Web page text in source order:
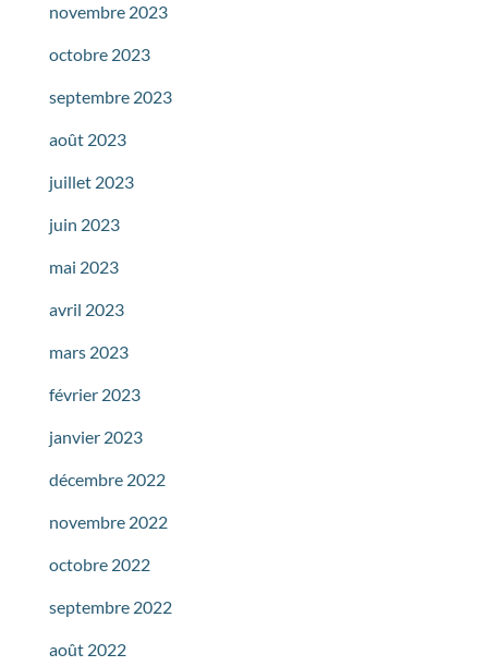
novembre 2023
octobre 2023
septembre 2023
août 2023
juillet 2023
juin 2023
mai 2023
avril 2023
mars 2023
février 2023
janvier 2023
décembre 2022
novembre 2022
octobre 2022
septembre 2022
août 2022